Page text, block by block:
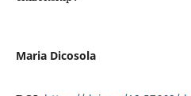
Maria Dicosola